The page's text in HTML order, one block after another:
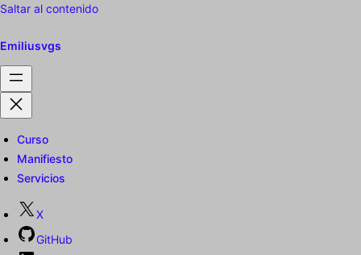
Saltar al contenido
Emiliusvgs
Curso
Manifiesto
Servicios
X
GitHub